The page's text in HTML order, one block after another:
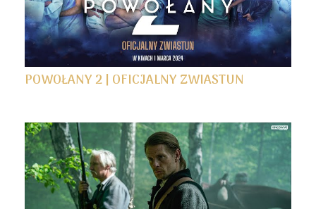
POWOŁANY 2 | OFICJALNY ZWIASTUN